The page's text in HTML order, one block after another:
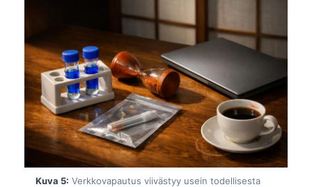
Kuva 5: Verkkovapautus viivästyy usein todellisesta